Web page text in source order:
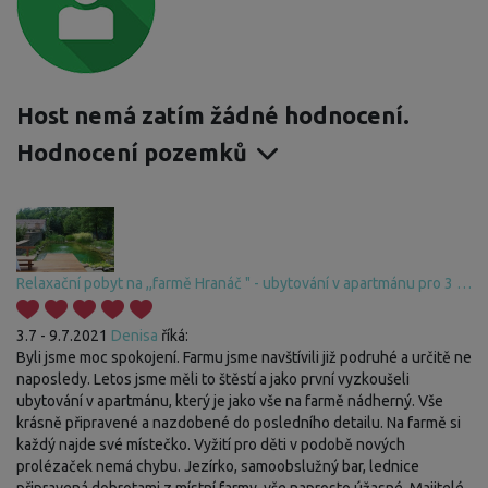
Host nemá zatím žádné hodnocení.
Hodnocení pozemků
Relaxační pobyt na ,,farmě Hranáč " - ubytování v apartmánu pro 3 osoby
3.7 - 9.7.2021 Denisa říká:
Byli jsme moc spokojení. Farmu jsme navštívili již podruhé a určitě ne
naposledy. Letos jsme měli to štěstí a jako první vyzkoušeli
ubytování v apartmánu, který je jako vše na farmě nádherný. Vše
krásně připravené a nazdobené do posledního detailu. Na farmě si
každý najde své místečko. Vyžití pro děti v podobě nových
prolézaček nemá chybu. Jezírko, samoobslužný bar, lednice